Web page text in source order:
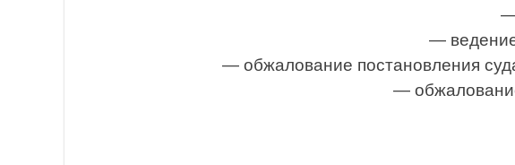
—
—
— обжалование постановления
—